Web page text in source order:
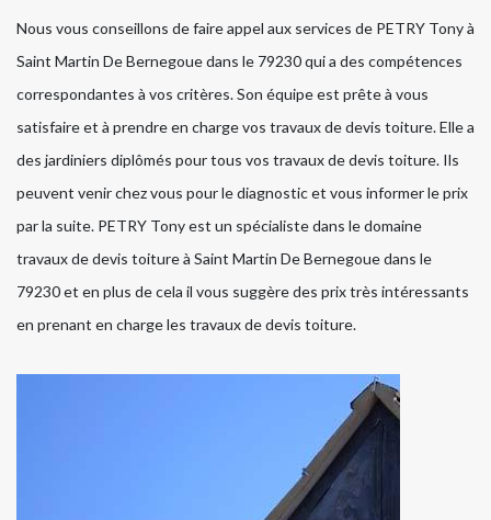
Nous vous conseillons de faire appel aux services de PETRY Tony à
Saint Martin De Bernegoue dans le 79230 qui a des compétences
correspondantes à vos critères. Son équipe est prête à vous
satisfaire et à prendre en charge vos travaux de devis toiture. Elle a
des jardiniers diplômés pour tous vos travaux de devis toiture. Ils
peuvent venir chez vous pour le diagnostic et vous informer le prix
par la suite. PETRY Tony est un spécialiste dans le domaine
travaux de devis toiture à Saint Martin De Bernegoue dans le
79230 et en plus de cela il vous suggère des prix très intéressants
en prenant en charge les travaux de devis toiture.